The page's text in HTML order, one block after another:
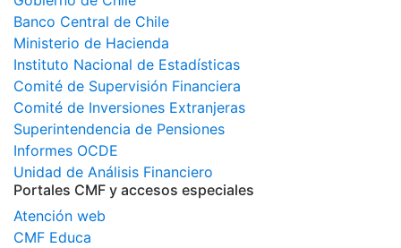
Banco Central de Chile
Ministerio de Hacienda
Instituto Nacional de Estadísticas
Comité de Supervisión Financiera
Comité de Inversiones Extranjeras
Superintendencia de Pensiones
Informes OCDE
Unidad de Análisis Financiero
Portales CMF y accesos especiales
Atención web
CMF Educa